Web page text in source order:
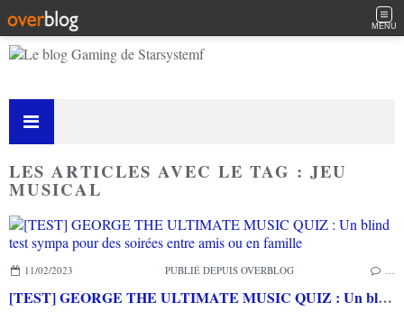
MENU
LES ARTICLES AVEC LE TAG : JEU
MUSICAL
11/02/2023 PUBLIÉ DEPUIS OVERBLOG
[TEST] GEORGE THE ULTIMATE MUSIC QUIZ : Un blind test sympa pour des soirées entre amis ou en famille